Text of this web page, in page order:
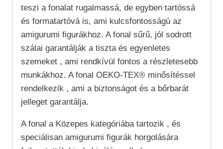
teszi a fonalat rugalmassá, de egyben tartóssá
és formatartóvá is, ami kulcsfontosságú az
amigurumi figurákhoz. A fonal sűrű, jól sodrott
szálai garantálják a tiszta és egyenletes
szemeket , ami rendkívül fontos a részletesebb
munkákhoz. A fonal OEKO-TEX® minősítéssel
rendelkezik , ami a biztonságot és a bőrbarát
jelleget garantálja.
A fonal a Közepes kategóriába tartozik , és
speciálisan amigurumi figurák horgolására